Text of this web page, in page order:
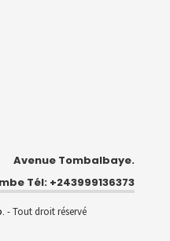
Avenue Tombalbaye.
Tél: +243999136373
- Tout droit réservé